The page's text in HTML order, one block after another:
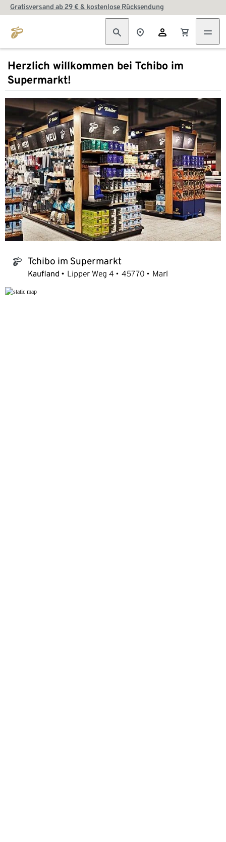
Gratisversand ab 29 € & kostenlose Rücksendung
Herzlich willkommen bei Tchibo im
Supermarkt!
tchibo_logo Tchibo im Supermarkt
Kaufland Lipper Weg 4 45770 Marl